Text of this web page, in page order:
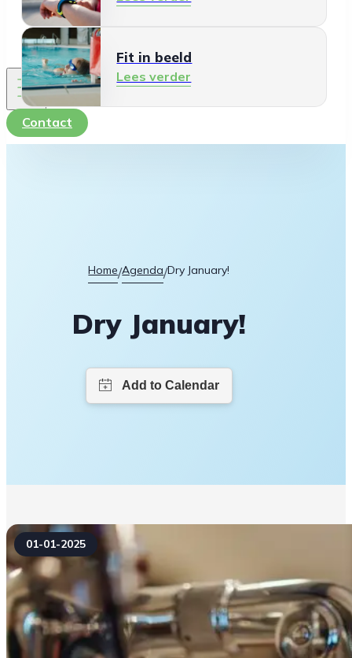
Fit in beeld
Lees verder
Contact
Home/Agenda/Dry January!
Dry January!
01-01-2025